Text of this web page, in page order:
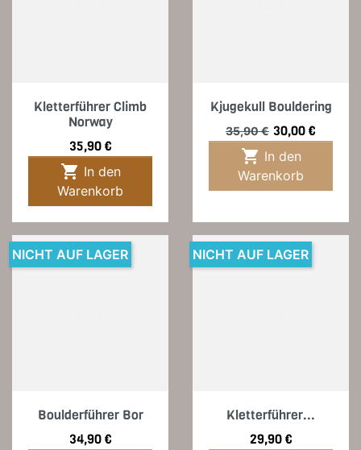
Kletterführer Climb
Norway
Preis
35,90 €

Warenkorb
Kjugekull Bouldering
Verkaufspreis
35,90 € Preis
30,00 €

Warenkorb
Boulderführer Bor
Preis
34,90 €
NICHT AUF LAGER
Kletterführer...
Preis
29,90 €
NICHT AUF LAGER